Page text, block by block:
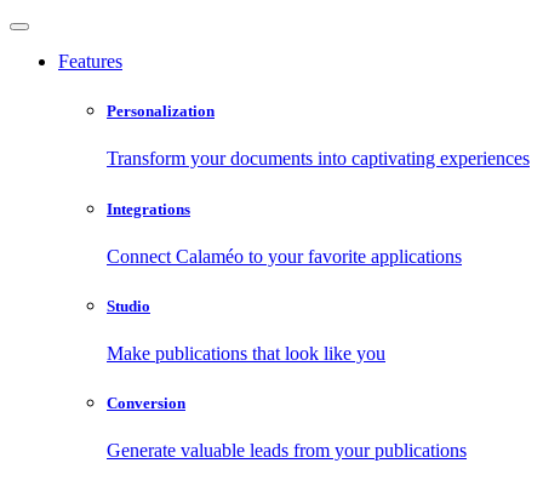
Features
Personalization
Transform your documents into captivating experiences
Integrations
Connect Calaméo to your favorite applications
Studio
Make publications that look like you
Conversion
Generate valuable leads from your publications